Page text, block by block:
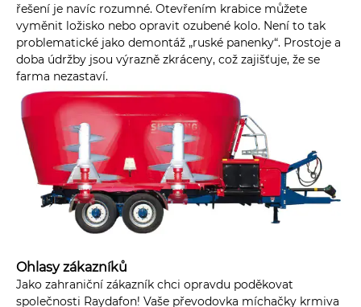
řešení je navíc rozumné. Otevřením krabice můžete
vyměnit ložisko nebo opravit ozubené kolo. Není to tak
problematické jako demontáž „ruské panenky“. Prostoje a
doba údržby jsou výrazně zkráceny, což zajišťuje, že se
farma nezastaví.
Ohlasy zákazníků
Jako zahraniční zákazník chci opravdu poděkovat
společnosti Raydafon! Vaše převodovka míchačky krmiva